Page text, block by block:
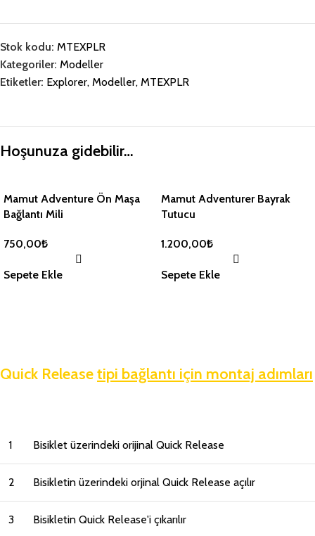
Stok kodu: MTEXPLR
Kategoriler: Modeller
Etiketler: Explorer, Modeller, MTEXPLR
Hoşunuza gidebilir…
Mamut Adventure Ön Maşa
Bağlantı Mili
750,00₺
Sepete Ekle
Mamut Adventurer Bayrak
Tutucu
1.200,00₺
Sepete Ekle
Quick Releasetipi bağlantı için montaj adımları
1 Bisiklet üzerindeki orijinal Quick Release
2 Bisikletin üzerindeki orjinal Quick Release açılır
3 Bisikletin Quick Release'i çıkarılır